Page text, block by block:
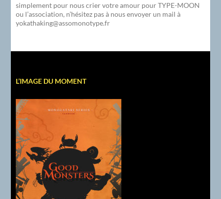
simplement pour nous crier votre amour pour TYPE-MOON
ou l’association, n’hésitez pas à nous envoyer un mail à
yokathaking@assomonotype.fr
L’IMAGE DU MOMENT